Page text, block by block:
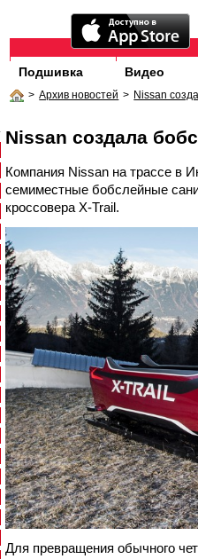
Подшивка Видео
> Архив новостей > Nissan
Nissan создала
Компания Nissan на трассе в
семиместные бобслейные
кроссовера X-Trail.
Для превращения обычного